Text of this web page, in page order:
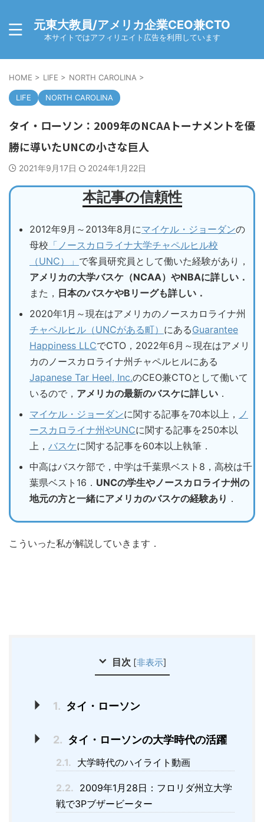
元東大教員/アメリカ企業CEO兼CTO
本サイトではアフィリエイト広告を利用しています
HOME > LIFE > NORTH CAROLINA >
LIFE NORTH CAROLINA
タイ・ローソン：2009年のNCAAトーナメントを優
勝に導いたUNCの小さな巨人
2021年9月17日 2024年1月22日
本記事の信頼性
2012年9月～2013年8月にマイケル・ジョーダンの
母校 「ノースカロライナ大学チャペルヒル校
（UNC）」 で客員研究員として働いた経験があり，
アメリカの大学バスケ（NCAA）やNBAに詳しい．
また， 日本のバスケやBリーグも詳しい．
2020年1月～現在はアメリカのノースカロライナ州
チャペルヒル（UNCがある町） にあるGuarantee
Happiness LLCでCTO，2022年6月～現在はアメリ
カのノースカロライナ州チャペルヒルにある
Japanese Tar Heel, Inc.のCEO兼CTOとして働いて
いるので， アメリカの最新のバスケに詳しい ．
マイケル・ジョーダンに関する記事を70本以上， ノ
ースカロライナ州やUNCに関する記事を250本以
上， バスケに関する記事を60本以上執筆．
中高はバスケ部で，中学は千葉県ベスト8，高校は千
葉県ベスト16． UNCの学生やノースカロライナ州の
地元の方と一緒にアメリカのバスケの経験あり ．
こういった私が解説していきます．
目次 [非表示]
1. タイ・ローソン
2. タイ・ローソンの大学時代の活躍
2.1. 大学時代のハイライト動画
2.2. 2009年1月28日：フロリダ州立大学
戦で3Pブザービーター